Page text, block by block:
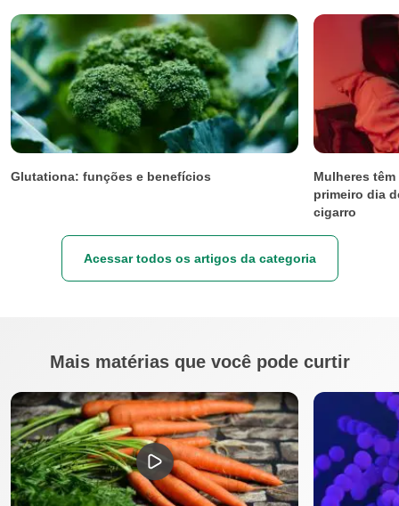
Glutationa: funções e benefícios
Mulheres
primeiro dia
cigarro
Acessar todos os artigos da categoria
Mais matérias que você pode curtir